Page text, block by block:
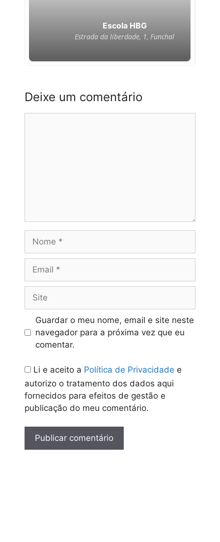
Escola HBG
Estrada da liberdade, 1, Funchal
Deixe um comentário
Nome
Email
Site
Guardar o meu nome, email e site neste
navegador para a próxima vez que eu
comentar.
Li e aceito a Política de Privacidade e
autorizo o tratamento dos dados aqui
fornecidos para efeitos de gestão e
publicação do meu comentário.